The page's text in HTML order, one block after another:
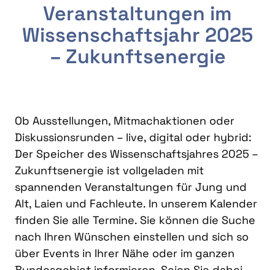
Veranstaltungen im
Wissenschaftsjahr 2025
– Zukunftsenergie
Ob Ausstellungen, Mitmachaktionen oder
Diskussionsrunden – live, digital oder hybrid:
Der Speicher des Wissenschaftsjahres 2025 –
Zukunftsenergie ist vollgeladen mit
spannenden Veranstaltungen für Jung und
Alt, Laien und Fachleute. In unserem Kalender
finden Sie alle Termine. Sie können die Suche
nach Ihren Wünschen einstellen und sich so
über Events in Ihrer Nähe oder im ganzen